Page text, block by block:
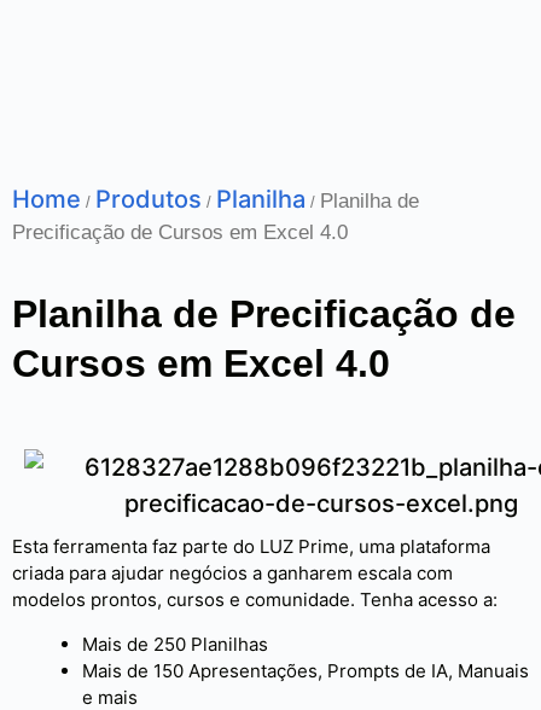
Home / Produtos / Planilha / Planilha de
Precificação de Cursos em Excel 4.0
Planilha de Precificação de
Cursos em Excel 4.0
Esta ferramenta faz parte do LUZ Prime, uma plataforma
criada para ajudar negócios a ganharem escala com
modelos prontos, cursos e comunidade. Tenha acesso a:
Mais de 250 Planilhas
Mais de 150 Apresentações, Prompts de IA, Manuais
e mais